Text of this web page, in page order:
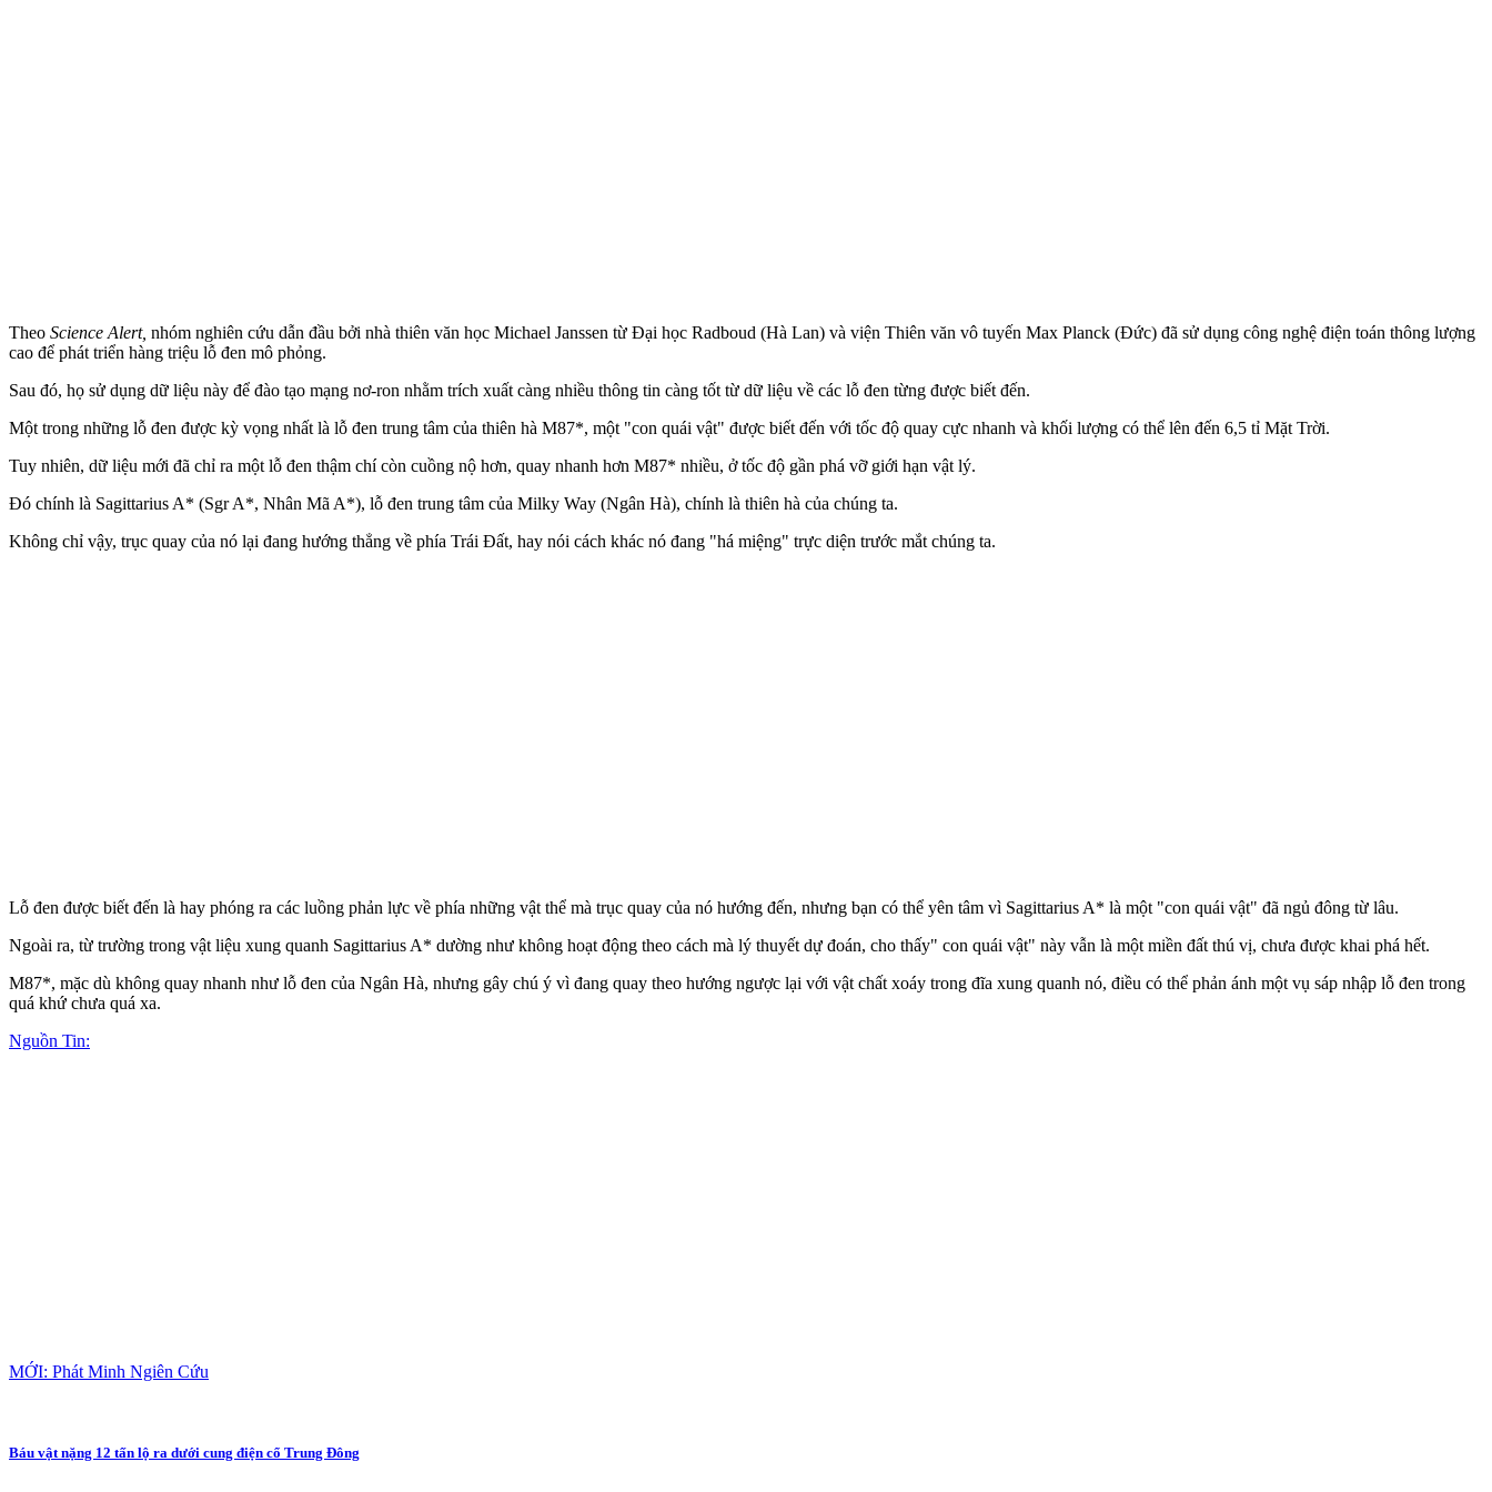
Theo Science Alert, nhóm nghiên cứu dẫn đầu bởi nhà thiên văn học Michael Janssen từ Đại học Radboud (Hà Lan) và viện Thiên văn vô tuyến Max Planck (Đức) đã sử dụng công nghệ điện toán thông lượng
cao để phát triển hàng triệu lỗ đen mô phỏng.
Sau đó, họ sử dụng dữ liệu này để đào tạo mạng nơ-ron nhằm trích xuất càng nhiều thông tin càng tốt từ dữ liệu về các lỗ đen từng được biết đến.
Một trong những lỗ đen được kỳ vọng nhất là lỗ đen trung tâm của thiên hà M87*, một "con quái vật" được biết đến với tốc độ quay cực nhanh và khối lượng có thể lên đến 6,5 tỉ Mặt Trời.
Tuy nhiên, dữ liệu mới đã chỉ ra một lỗ đen thậm chí còn cuồng nộ hơn, quay nhanh hơn M87* nhiều, ở tốc độ gần phá vỡ giới hạn vật lý.
Đó chính là Sagittarius A* (Sgr A*, Nhân Mã A*), lỗ đen trung tâm của Milky Way (Ngân Hà), chính là thiên hà của chúng ta.
Không chỉ vậy, trục quay của nó lại đang hướng thẳng về phía Trái Đất, hay nói cách khác nó đang "há miệng" trực diện trước mắt chúng ta.
Lỗ đen được biết đến là hay phóng ra các luồng phản lực về phía những vật thể mà trục quay của nó hướng đến, nhưng bạn có thể yên tâm vì Sagittarius A* là một "con quái vật" đã ngủ đông từ lâu.
Ngoài ra, từ trường trong vật liệu xung quanh Sagittarius A* dường như không hoạt động theo cách mà lý thuyết dự đoán, cho thấy" con quái vật" này vẫn là một miền đất thú vị, chưa được khai phá hết.
M87*, mặc dù không quay nhanh như lỗ đen của Ngân Hà, nhưng gây chú ý vì đang quay theo hướng ngược lại với vật chất xoáy trong đĩa xung quanh nó, điều có thể phản ánh một vụ sáp nhập lỗ đen trong
quá khứ chưa quá xa.
Nguồn Tin:
MỚI: Phát Minh Ngiên Cứu
Báu vật nặng 12 tấn lộ ra dưới cung điện cổ Trung Đông